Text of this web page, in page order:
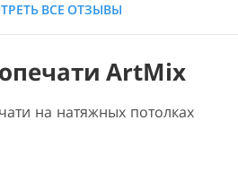
ВСЕ ОТЗЫВЫ
ArtMix
на натяжных потолках